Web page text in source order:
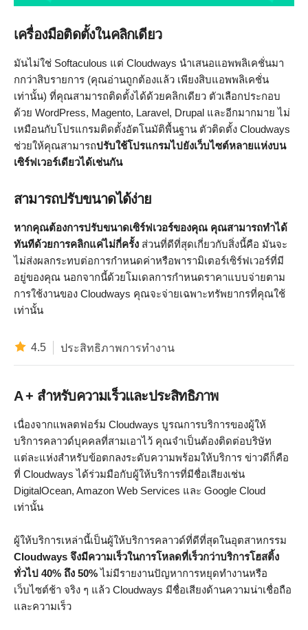
เครื่องมือติดตั้งในคลิกเดียว
มันไม่ใช่ Softaculous แต่ Cloudways นำเสนอแอพพลิเคชั่นมา
กกว่าสิบรายการ (คุณอ่านถูกต้องแล้ว เพียงสิบแอพพลิเคชั่น
เท่านั้น) ที่คุณสามารถติดตั้งได้ด้วยคลิกเดียว ตัวเลือกประกอบ
ด้วย WordPress, Magento, Laravel, Drupal และอีกมากมาย ไม่
เหมือนกับโปรแกรมติดตั้งอัตโนมัติพื้นฐาน ตัวติดตั้ง Cloudways
ช่วยให้คุณสามารถปรับใช้โปรแกรมไปยังเว็บไซต์หลายแห่งบน
เซิร์ฟเวอร์เดียวได้เช่นกัน
สามารถปรับขนาดได้ง่าย
หากคุณต้องการปรับขนาดเซิร์ฟเวอร์ของคุณ คุณสามารถทำได้
ทันทีด้วยการคลิกแค่ไม่กี่ครั้ง ส่วนที่ดีที่สุดเกี่ยวกับสิ่งนี้คือ มันจะ
ไม่ส่งผลกระทบต่อการกำหนดค่าหรือพารามิเตอร์เซิร์ฟเวอร์ที่มี
อยู่ของคุณ นอกจากนี้ด้วยโมเดลการกำหนดราคาแบบจ่ายตาม
การใช้งานของ Cloudways คุณจะจ่ายเฉพาะทรัพยากรที่คุณใช้
เท่านั้น
4.5 ประสิทธิภาพการทำงาน
A + สำหรับความเร็วและประสิทธิภาพ
เนื่องจากแพลตฟอร์ม Cloudways บูรณการบริการของผู้ให้
บริการคลาวด์บุคคลที่สามเอาไว้ คุณจำเป็นต้องติดต่อบริษัท
แต่ละแห่งสำหรับข้อตกลงระดับความพร้อมให้บริการ ข่าวดีก็คือ
ที่ Cloudways ได้ร่วมมือกับผู้ให้บริการที่มีชื่อเสียงเช่น
DigitalOcean, Amazon Web Services และ Google Cloud
เท่านั้น
ผู้ให้บริการเหล่านี้เป็นผู้ให้บริการคลาวด์ที่ดีที่สุดในอุตสาหกรรม
Cloudways จึงมีความเร็วในการโหลดที่เร็วกว่าบริการโฮสติ้ง
ทั่วไป 40% ถึง 50% ไม่มีรายงานปัญหาการหยุดทำงานหรือ
เว็บไซต์ช้า จริง ๆ แล้ว Cloudways มีชื่อเสียงด้านความน่าเชื่อถือ
และความเร็ว